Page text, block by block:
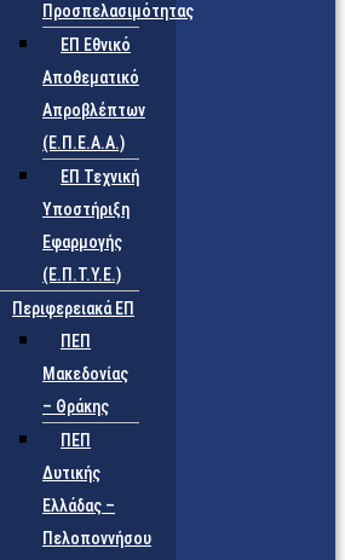
Προσπελασιμότητας
ΕΠ Εθνικό
Αποθεματικό
Απροβλέπτων
(Ε.Π.Ε.Α.Α.)
ΕΠ Τεχνική
Υποστήριξη
Εφαρμογής
(Ε.Π.Τ.Υ.Ε.)
Περιφερειακά ΕΠ
ΠΕΠ
Μακεδονίας
– Θράκης
ΠΕΠ
Δυτικής
Ελλάδας –
Πελοποννήσου